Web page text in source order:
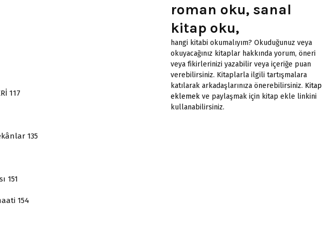
117
135
151
154
roman oku, sanal
kitap oku,
hangi kitabi okumalıyım? Okuduğunuz veya
okuyacağınız kitaplar hakkında yorum, öneri
veya fikirlerinizi yazabilir veya içeriğe puan
verebilirsiniz. Kitaplarla ilgili tartışmalara
katılarak arkadaşlarınıza önerebilirsiniz. Kitap
eklemek ve paylaşmak için kitap ekle linkini
kullanabilirsiniz.